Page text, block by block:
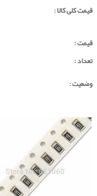
قیمت کلی کالا :
قیمت :
تعداد :
وضعیت :